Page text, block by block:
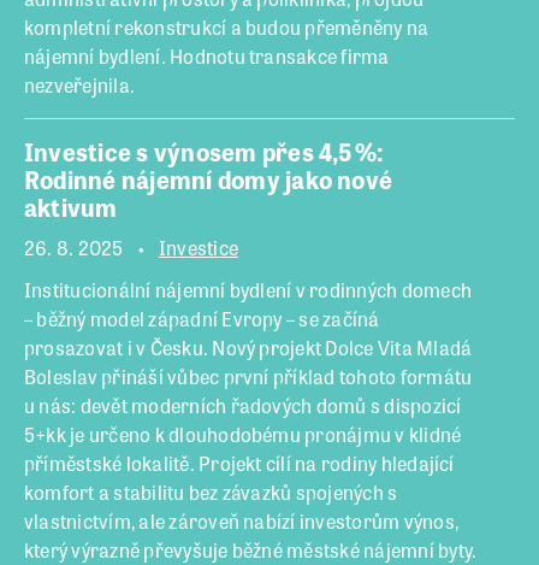
kompletní rekonstrukcí a budou přeměněny na
nájemní bydlení. Hodnotu transakce firma
nezveřejnila.
Investice s výnosem přes 4,5 %:
Rodinné nájemní domy jako nové
aktivum
26. 8. 2025
Investice
Institucionální nájemní bydlení v rodinných domech
– běžný model západní Evropy – se začíná
prosazovat i v Česku. Nový projekt Dolce Vita Mladá
Boleslav přináší vůbec první příklad tohoto formátu
u nás: devět moderních řadových domů s dispozicí
5+kk je určeno k dlouhodobému pronájmu v klidné
příměstské lokalitě. Projekt cílí na rodiny hledající
komfort a stabilitu bez závazků spojených s
vlastnictvím, ale zároveň nabízí investorům výnos,
který výrazně převyšuje běžné městské nájemní byty.